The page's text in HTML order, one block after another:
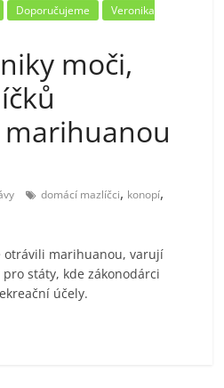
Doporučujeme
Veronika
moči,
domácí mazlíčci, konopí,
otrávili marihuanou, varují
státy, kde zákonodárci
účely.